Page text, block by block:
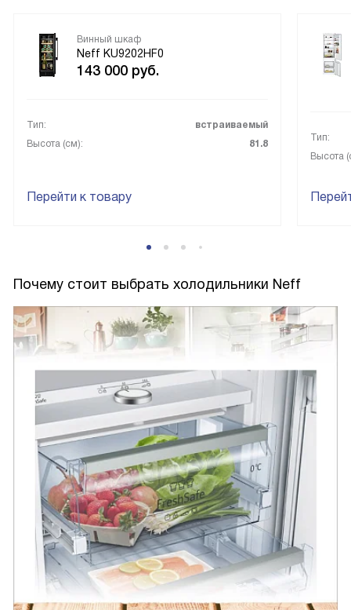
Винный шкаф
Neff KU9202HF0
143 000 руб.
Тип:
встраиваемый
Высота (см):
81.8
Перейти к товару
Тип:
Высота
Почему стоит выбрать холодильники Neff